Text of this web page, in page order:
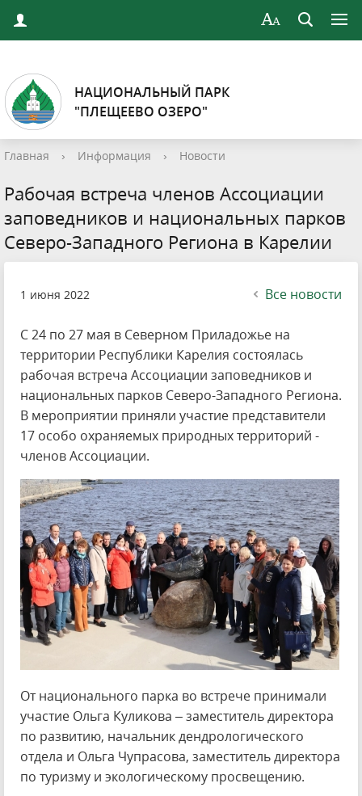
НАЦИОНАЛЬНЫЙ ПАРК
"ПЛЕЩЕЕВО ОЗЕРО"
Главная › Информация › Новости
Рабочая встреча членов Ассоциации
заповедников и национальных парков
Северо-Западного Региона в Карелии
1 июня 2022 Все новости
С 24 по 27 мая в Северном Приладожье на
территории Республики Карелия состоялась
рабочая встреча Ассоциации заповедников и
национальных парков Северо-Западного Региона.
В мероприятии приняли участие представители
17 особо охраняемых природных территорий -
членов Ассоциации.
От национального парка во встрече принимали
участие Ольга Куликова – заместитель директора
по развитию, начальник дендрологического
отдела и Ольга Чупрасова, заместитель директора
по туризму и экологическому просвещению.